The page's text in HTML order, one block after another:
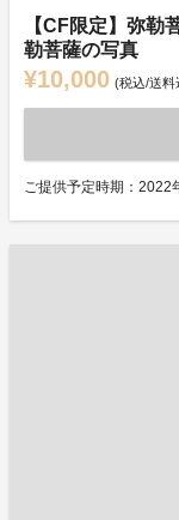
【CF限定】弥勒
勒菩薩の写真
¥10,000 (税込/送料
ご提供予定時期：2022